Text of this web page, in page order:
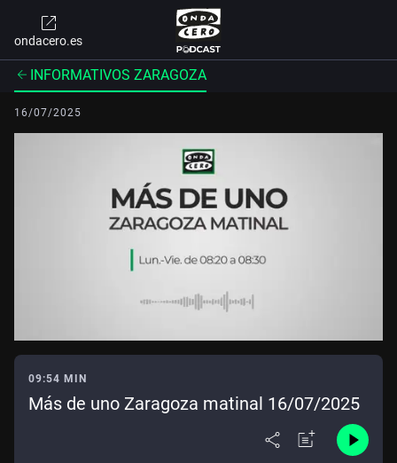
ondacero.es
INFORMATIVOS ZARAGOZA
16/07/2025
09:54 MIN
Más de uno Zaragoza matinal 16/07/2025